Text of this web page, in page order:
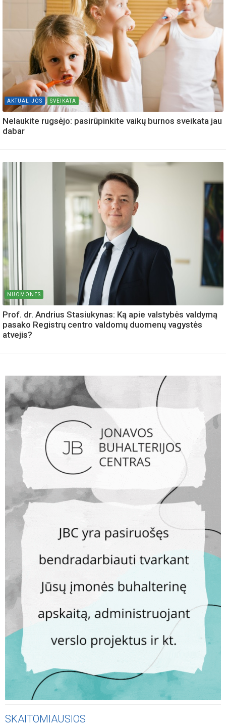
SKAITOMIAUSIOS
AKTUALIJOS SVEIKATA
Nelaukite rugsėjo: pasirūpinkite vaikų burnos sveikata jau
dabar
NUOMONES
Prof. dr. Andrius Stasiukynas: Ką apie valstybės valdymą
pasako Registrų centro valdomų duomenų vagystės
atvejis?